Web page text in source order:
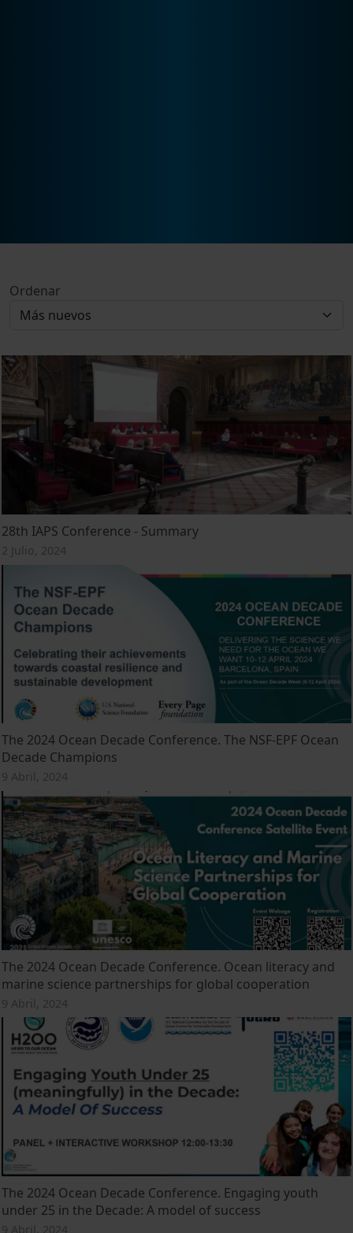
Ordenar
28th IAPS Conference - Summary
2 Julio, 2024
The 2024 Ocean Decade Conference. The NSF-EPF Ocean
Decade Champions
9 Abril, 2024
The 2024 Ocean Decade Conference. Ocean literacy and
marine science partnerships for global cooperation
9 Abril, 2024
The 2024 Ocean Decade Conference. Engaging youth
under 25 in the Decade: A model of success
9 Abril, 2024